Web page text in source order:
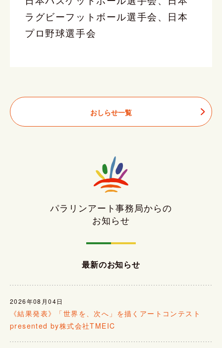
ラグビーフットボール選手会、日本
プロ野球選手会
おしらせ一覧
パラリンアート事務局からの
お知らせ
最新のお知らせ
2026年08月04日
《結果発表》「世界を、次へ」を描くアートコンテスト
presented by株式会社TMEIC